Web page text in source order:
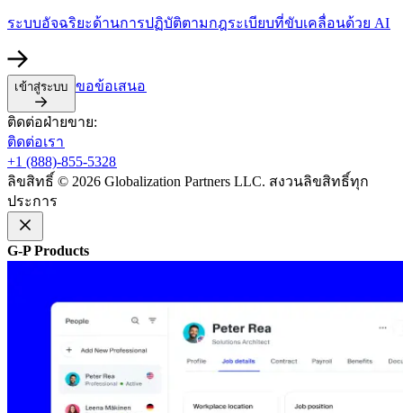
ระบบอัจฉริยะด้านการปฏิบัติตามกฎระเบียบที่ขับเคลื่อนด้วย AI​​
เข้าสู่ระบบ​​ ขอข้อเสนอ​​
ติดต่อฝ่ายขาย:​​
ติดต่อเรา​​
+1 (888)-855-5328​​
ลิขสิทธิ์ © 2026 Globalization Partners LLC. สงวนลิขสิทธิ์ทุก
ประการ​​
G-P Products​​